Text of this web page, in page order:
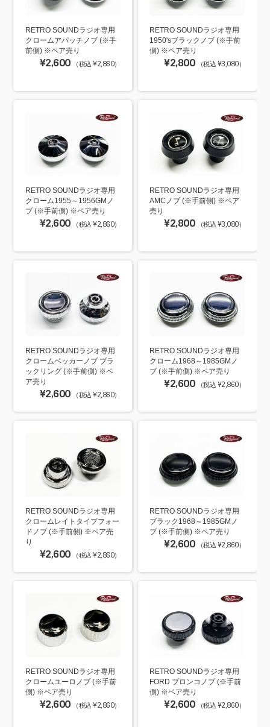
RETRO SOUNDラジオ専用
クロームアパッチノブ (※手
前側) ※ペア売り
¥2,600 （税込 ¥2,860）
RETRO SOUNDラジオ専用
1950'sブラックノブ (※手前
側) ※ペア売り
¥2,800 （税込 ¥3,080）
RETRO SOUNDラジオ専用
クローム1955～1956GMノ
ブ (※手前側) ※ペア売り
¥2,600 （税込 ¥2,860）
RETRO SOUNDラジオ専用
AMCノブ (※手前側) ※ペア
売り
¥2,800 （税込 ¥3,080）
RETRO SOUNDラジオ専用
クロームベッカーノブ ブラ
ックリング (※手前側) ※ペ
ア売り
¥2,600 （税込 ¥2,860）
RETRO SOUNDラジオ専用
クローム1968～1985GMノ
ブ (※手前側) ※ペア売り
¥2,600 （税込 ¥2,860）
RETRO SOUNDラジオ専用
クロームレイトタイプフォー
ドノブ (※手前側) ※ペア売
り
¥2,600 （税込 ¥2,860）
RETRO SOUNDラジオ専用
ブラック1968～1985GMノ
ブ (※手前側) ※ペア売り
¥2,600 （税込 ¥2,860）
RETRO SOUNDラジオ専用
クロームユーロノブ (※手前
側) ※ペア売り
¥2,600 （税込 ¥2,860）
RETRO SOUNDラジオ専用
FORD ブロンコノブ (※手前
側) ※ペア売り
¥2,600 （税込 ¥2,860）